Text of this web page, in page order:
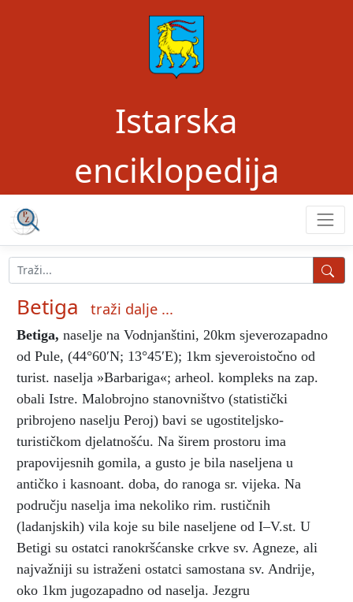
Istarska
enciklopedija
Betiga traži dalje ...
Betiga, naselje na Vodnjanštini, 20km sjeverozapadno
od Pule, (44°60′N; 13°45′E); 1km sjeveroistočno od
turist. naselja »Barbariga«; arheol. kompleks na zap.
obali Istre. Malobrojno stanovništvo (statistički
pribrojeno naselju Peroj) bavi se ugostiteljsko-
turističkom djelatnošću. Na širem prostoru ima
prapovijesnih gomila, a gusto je bila naseljena u
antičko i kasnoant. doba, do ranoga sr. vijeka. Na
području naselja ima nekoliko rim. rustičnih
(ladanjskih) vila koje su bile naseljene od I–V.st. U
Betigi su ostatci ranokršćanske crkve sv. Agneze, ali
najvažniji su istraženi ostatci samostana sv. Andrije,
oko 1km jugozapadno od naselja. Jezgru